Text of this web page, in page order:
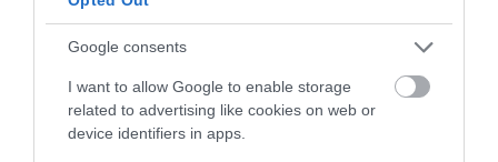
Google consents
I want to allow Google to enable storage
related to advertising like cookies on web or
device identifiers in apps.
Posted on 13 Ιούλ 2005